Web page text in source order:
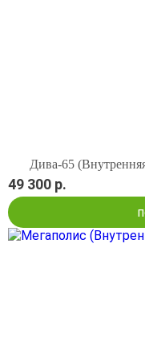
Дива-65
49 300 р.